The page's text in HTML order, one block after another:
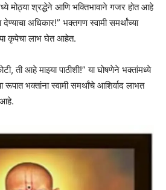
मोठ्या श्रद्धेने आणि भक्तिभावाने गजर होत आहे
अधिकार!” भक्तगण स्वामी समर्थांच्या
कृपेचा लाभ घेत आहेत.
ती आहे माझ्या पाठीशी!” या घोषणेने भक्तांमध्ये
भक्तांना स्वामी समर्थांचे आशिर्वाद लाभत
आहे.